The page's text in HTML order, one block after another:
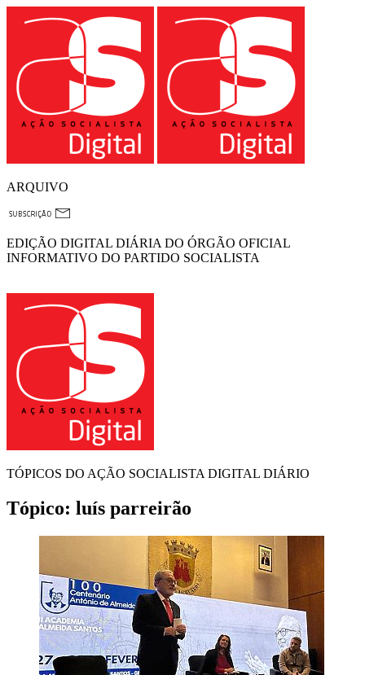
ARQUIVO
EDIÇÃO DIGITAL DIÁRIA DO ÓRGÃO OFICIAL
INFORMATIVO DO PARTIDO SOCIALISTA
TÓPICOS DO AÇÃO SOCIALISTA DIGITAL DIÁRIO
Tópico: luís parreirão